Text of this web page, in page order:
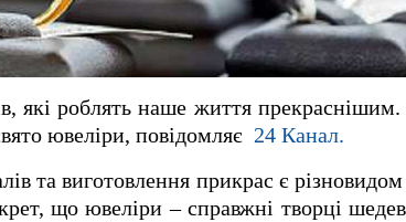
які роблять наше життя прекраснішим.
ювеліри, повідомляє 24 Канал.
та виготовлення прикрас є
що ювеліри – справжні творці